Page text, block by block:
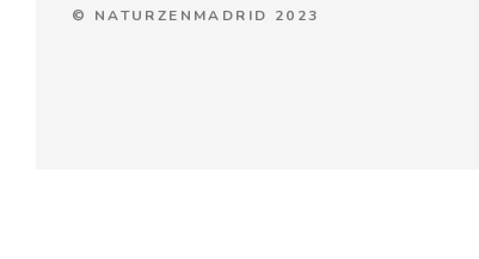
© NATURZENMADRID 2023